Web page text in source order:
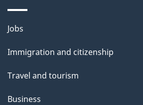
Themes
topics
Jobs
Immigration and citizenship
Travel and tourism
Business